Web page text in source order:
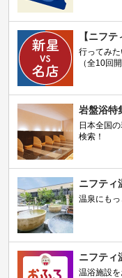
【ニフ
行ってみ
（全10回
岩盤浴特
日本全国
検索！
ニフティ
温泉にも
ニフティ
温浴施設